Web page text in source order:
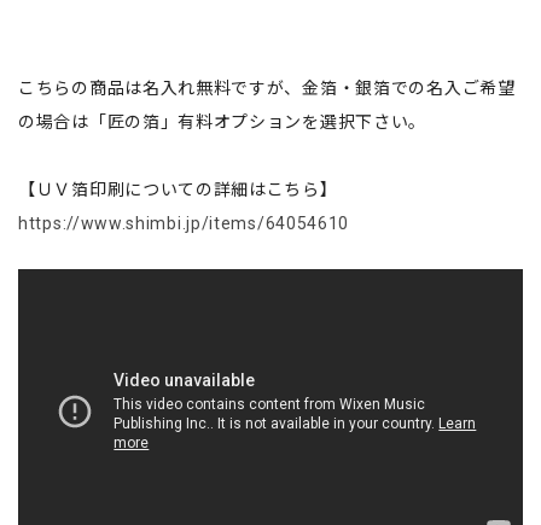
こちらの商品は名入れ無料ですが、金箔・銀箔での名入ご希望
の場合は「匠の箔」有料オプションを選択下さい。
【ＵＶ箔印刷についての詳細はこちら】
https://www.shimbi.jp/items/64054610